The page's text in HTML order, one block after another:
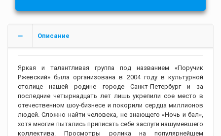
Описание
Яркая и талантливая группа под названием «Поручик
Ржевский» была организована в 2004 году в культурной
столице нашей родине городе Санкт-Петербург и за
последние четырнадцать лет лишь укрепили сое место в
отечественном шоу-бизнесе и покорили сердца миллионов
людей. Сложно найти человека, не знающего «Ночь и бал»,
хотя многие пытались приписать себе заслуги нашумевшего
коллектива. Просмотры ролика на популярнейшем